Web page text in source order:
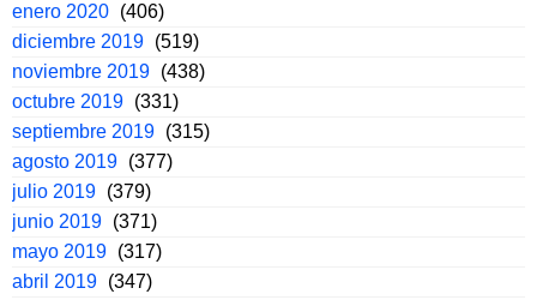
enero 2020 (406)
diciembre 2019 (519)
noviembre 2019 (438)
octubre 2019 (331)
septiembre 2019 (315)
agosto 2019 (377)
julio 2019 (379)
junio 2019 (371)
mayo 2019 (317)
abril 2019 (347)